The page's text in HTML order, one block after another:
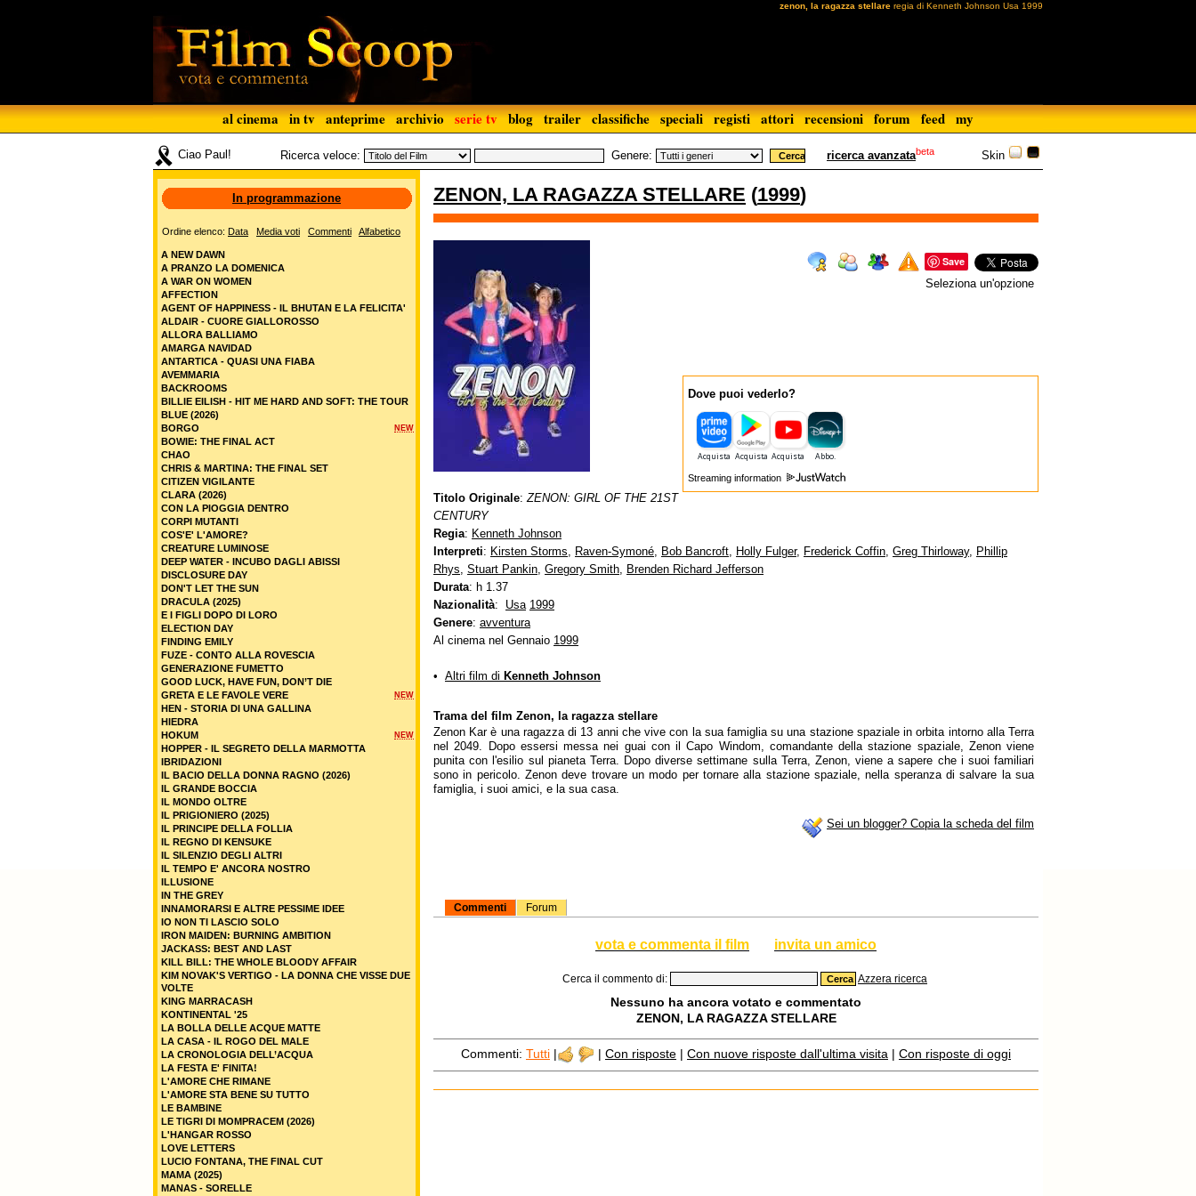
zenon, la ragazza stellare regia di Kenneth Johnson Usa 1999
al cinema in tv anteprime archivio serie tv blog trailer classifiche speciali registi attori recensioni forum feed my
Skin
Ciao Paul! Ricerca veloce: Genere: ricerca avanzatabeta
ZENON, LA RAGAZZA STELLARE (1999)
Save
Seleziona un'opzione
Dove puoi vederlo?
Streaming information
Titolo Originale:ZENON: GIRL OF THE 21ST
CENTURY
Regia: Kenneth Johnson
Interpreti: Kirsten Storms, Raven-Symoné, Bob Bancroft, Holly Fulger, Frederick Coffin, Greg Thirloway, Phillip
Rhys, Stuart Pankin, Gregory Smith, Brenden Richard Jefferson
Durata: h 1.37
Nazionalità: Usa 1999
Genere: avventura
Al cinema nel Gennaio 1999
• Altri film di Kenneth Johnson
Trama del film Zenon, la ragazza stellare
Zenon Kar è una ragazza di 13 anni che vive con la sua famiglia su una stazione spaziale in orbita intorno alla Terra
nel 2049. Dopo essersi messa nei guai con il Capo Windom, comandante della stazione spaziale, Zenon viene
punita con l'esilio sul pianeta Terra. Dopo diverse settimane sulla Terra, Zenon, viene a sapere che i suoi familiari
sono in pericolo. Zenon deve trovare un modo per tornare alla stazione spaziale, nella speranza di salvare la sua
famiglia, i suoi amici, e la sua casa.
Sei un blogger? Copia la scheda del film
Commenti Forum
vota e commenta il film invita un amico
Cerca il commento di: Azzera ricerca
Nessuno ha ancora votato e commentato
ZENON, LA RAGAZZA STELLARE
Commenti: Tutti | | Con risposte | Con nuove risposte dall'ultima visita | Con risposte di oggi
In programmazione
Ordine elenco: Data Media voti Commenti Alfabetico
A NEW DAWN
A PRANZO LA DOMENICA
A WAR ON WOMEN
AFFECTION
AGENT OF HAPPINESS - IL BHUTAN E LA FELICITA'
ALDAIR - CUORE GIALLOROSSO
ALLORA BALLIAMO
AMARGA NAVIDAD
ANTARTICA - QUASI UNA FIABA
AVEMMARIA
BACKROOMS
BILLIE EILISH - HIT ME HARD AND SOFT: THE TOUR
BLUE (2026)
NEW
BORGO
BOWIE: THE FINAL ACT
CHAO
CHRIS & MARTINA: THE FINAL SET
CITIZEN VIGILANTE
CLARA (2026)
CON LA PIOGGIA DENTRO
CORPI MUTANTI
COS'E' L'AMORE?
CREATURE LUMINOSE
DEEP WATER - INCUBO DAGLI ABISSI
DISCLOSURE DAY
DON'T LET THE SUN
DRACULA (2025)
E I FIGLI DOPO DI LORO
ELECTION DAY
FINDING EMILY
FUZE - CONTO ALLA ROVESCIA
GENERAZIONE FUMETTO
GOOD LUCK, HAVE FUN, DON’T DIE
NEW
GRETA E LE FAVOLE VERE
HEN - STORIA DI UNA GALLINA
HIEDRA
NEW
HOKUM
HOPPER - IL SEGRETO DELLA MARMOTTA
IBRIDAZIONI
IL BACIO DELLA DONNA RAGNO (2026)
IL GRANDE BOCCIA
IL MONDO OLTRE
IL PRIGIONIERO (2025)
IL PRINCIPE DELLA FOLLIA
IL REGNO DI KENSUKE
IL SILENZIO DEGLI ALTRI
IL TEMPO E' ANCORA NOSTRO
ILLUSIONE
IN THE GREY
INNAMORARSI E ALTRE PESSIME IDEE
IO NON TI LASCIO SOLO
IRON MAIDEN: BURNING AMBITION
JACKASS: BEST AND LAST
KILL BILL: THE WHOLE BLOODY AFFAIR
KIM NOVAK'S VERTIGO - LA DONNA CHE VISSE DUE
VOLTE
KING MARRACASH
KONTINENTAL '25
LA BOLLA DELLE ACQUE MATTE
LA CASA - IL ROGO DEL MALE
LA CRONOLOGIA DELL’ACQUA
LA FESTA E' FINITA!
L'AMORE CHE RIMANE
L'AMORE STA BENE SU TUTTO
LE BAMBINE
LE TIGRI DI MOMPRACEM (2026)
L'HANGAR ROSSO
LOVE LETTERS
LUCIO FONTANA, THE FINAL CUT
MAMA (2025)
MANAS - SORELLE